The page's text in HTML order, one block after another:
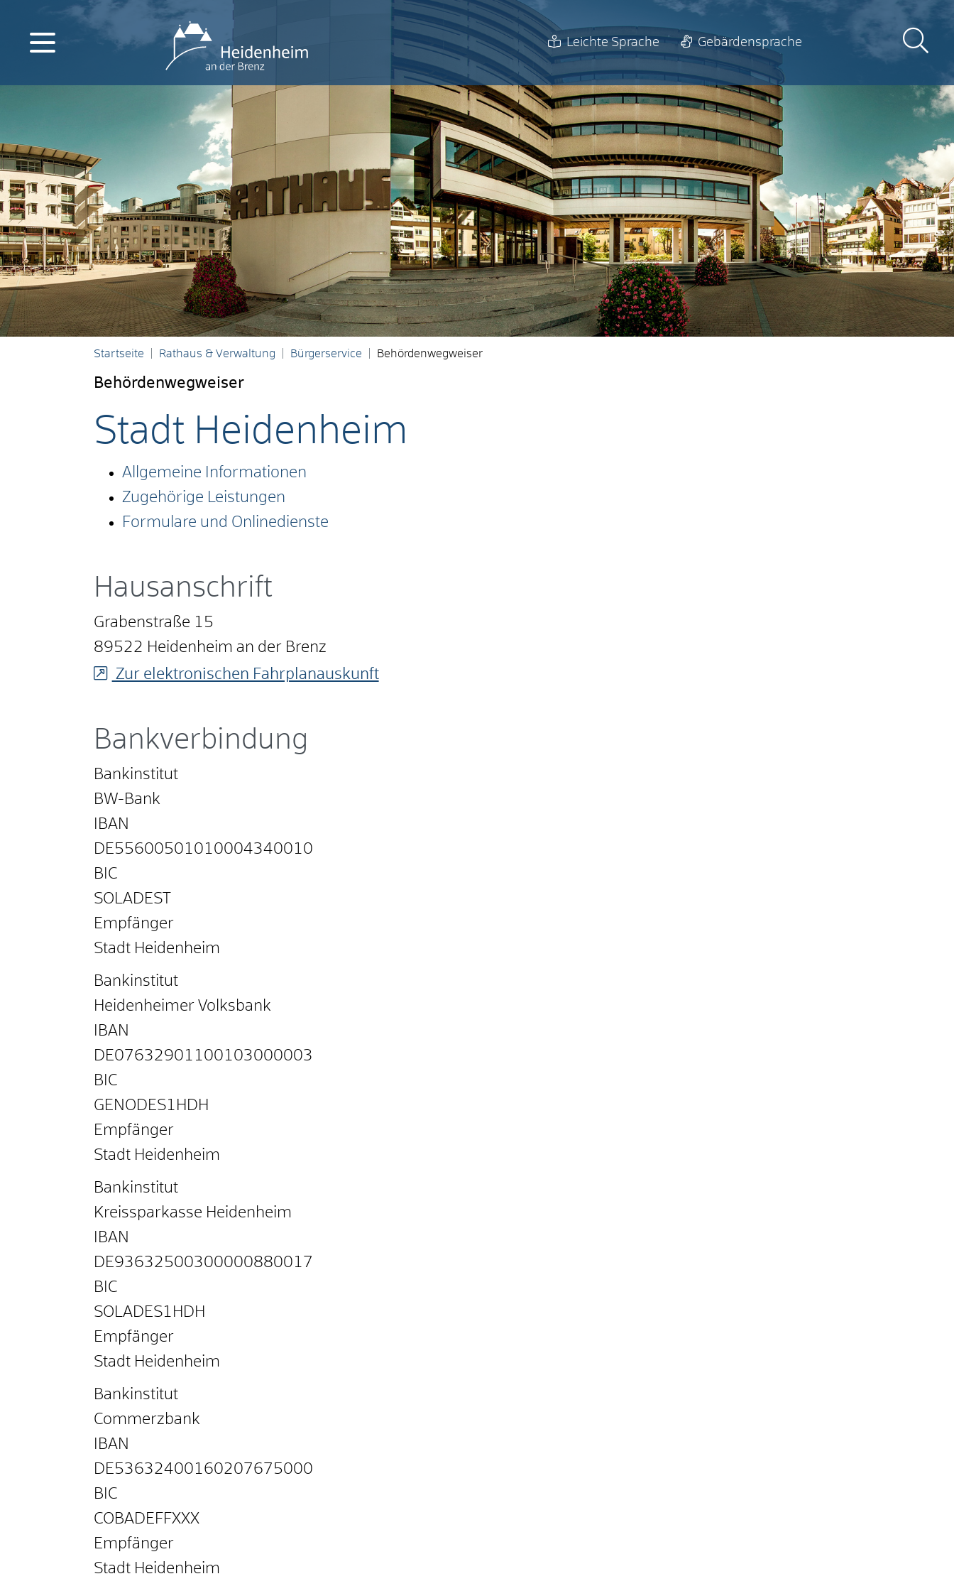
Leichte Sprache Gebärdensprache
Startseite Rathaus & Verwaltung Bürgerservice Behördenwegweiser
Behördenwegweiser
Stadt Heidenheim
Allgemeine Informationen
Zugehörige Leistungen
Formulare und Onlinedienste
Hausanschrift
Grabenstraße 15
89522 Heidenheim an der Brenz
Zur elektronischen Fahrplanauskunft
Bankverbindung
Bankinstitut
BW-Bank
IBAN
DE55600501010004340010
BIC
SOLADEST
Empfänger
Stadt Heidenheim
Bankinstitut
Heidenheimer Volksbank
IBAN
DE07632901100103000003
BIC
GENODES1HDH
Empfänger
Stadt Heidenheim
Bankinstitut
Kreissparkasse Heidenheim
IBAN
DE93632500300000880017
BIC
SOLADES1HDH
Empfänger
Stadt Heidenheim
Bankinstitut
Commerzbank
IBAN
DE53632400160207675000
BIC
COBADEFFXXX
Empfänger
Stadt Heidenheim